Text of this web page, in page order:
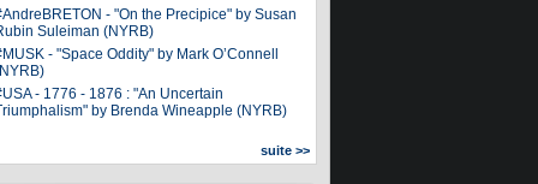
- "On the Precipice" by Susan
Suleiman (NYRB)
- "Space Oddity" by Mark O’Connell
- 1776 - 1876 : "An Uncertain
by Brenda Wineapple (NYRB)
suite >>